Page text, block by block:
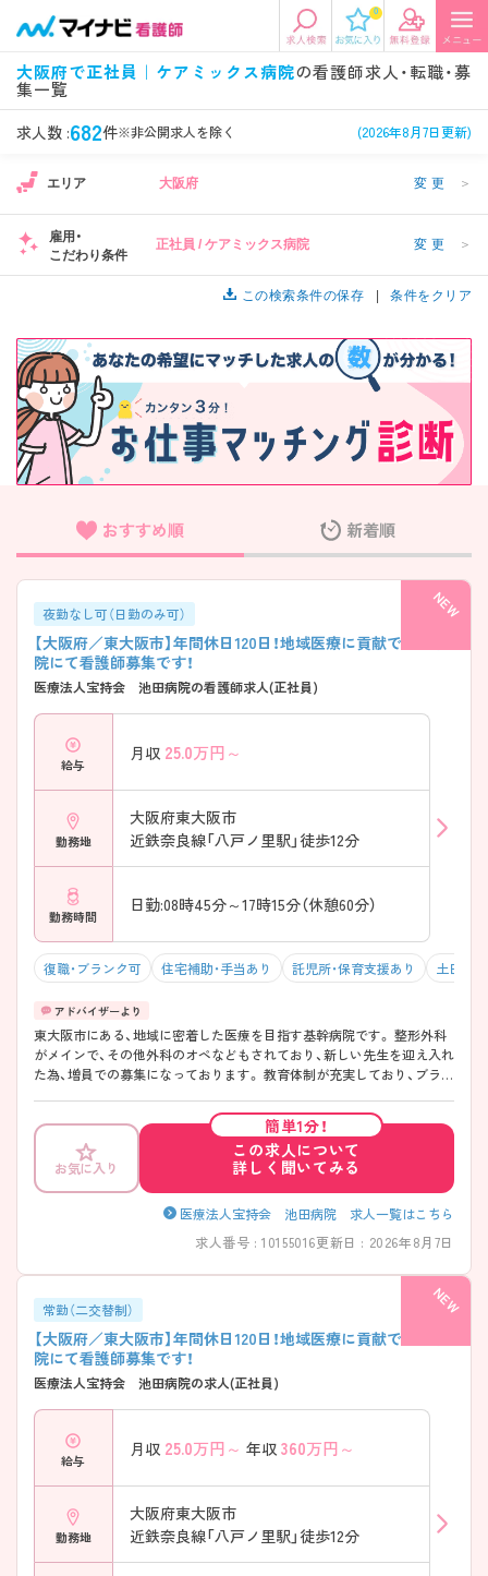
0
大阪府で正社員｜ケアミックス病院の看護師求人・転職・募
集一覧
求人数 :682件※非公開求人を除く (2026年8月7日更新)
エリアから探す
関東
東海 関西
九州・沖縄
希望の求人条件を選択
資格
施設形態
病院、クリニック・診療所など 病棟、外来など
美容外科、
循環器内科など
未経験歓迎、
土日祝休みなど
年収
年収500万円以上など 正社員、契約社員など
フリーワード検索
エリア 大阪府 変更 ＞
雇用・
こだわり条件
正社員 / ケアミックス病院 変更 ＞
この検索条件の保存 条件をクリア
おすすめ順 新着順
夜勤なし可（日勤のみ可）
【大阪府／東大阪市】年間休日120日！地域医療に貢献できる病
院にて看護師募集です！
医療法人宝持会 池田病院の看護師求人(正社員)
給与
月収 25.0万円～
勤務地
大阪府東大阪市
近鉄奈良線「八戸ノ里駅」徒歩12分
勤務時間
日勤:08時45分～17時15分（休憩60分）
復職・ブランク可 住宅補助・手当あり 託児所・保育支援あり 土日・
東大阪市にある、地域に密着した医療を目指す基幹病院です。 整形外科
がメインで、その他外科のオペなどもされており、新しい先生を迎え入れ
た為、増員での募集になっております。 教育体制が充実しており、ブラン
産育休復帰率高く、復帰後は多様な働き方をご提案いただけるなど、長く
働ける環境も整った病院です！ ぜひご興味のある方はお問合せくださ
お気に入り
簡単1分！
この求人について
詳しく聞いてみる
医療法人宝持会 池田病院 求人一覧はこちら
求人番号 : 10155016更新日 : 2026年8月7日
常勤（二交替制）
【大阪府／東大阪市】年間休日120日！地域医療に貢献できる病
院にて看護師募集です！
医療法人宝持会 池田病院の求人(正社員)
給与
月収 25.0万円～ 年収 360万円～
勤務地
大阪府東大阪市
近鉄奈良線「八戸ノ里駅」徒歩12分